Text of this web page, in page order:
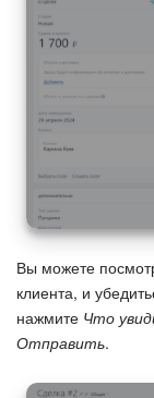
Вы можете
клиента, и
нажмите Что
Отправить.